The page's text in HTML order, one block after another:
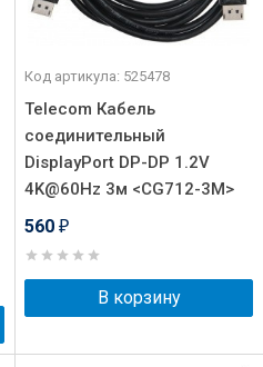
Код артикула: 525478
Telecom Кабель
соединительный
DisplayPort DP-DP 1.2V
4K@60Hz 3м <CG712-3M>
560 ₽
В корзину